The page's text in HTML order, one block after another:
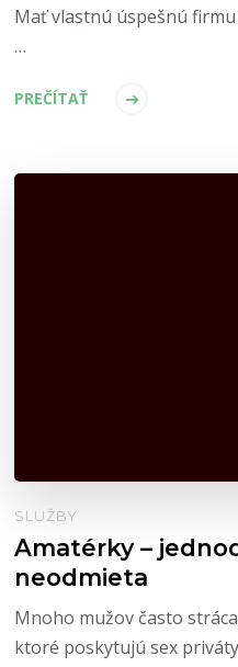
Mať vlastnú úspešnú
…
PREČÍTAŤ
SLUŽBY
Amatérky –
neodmieta
Mnoho mužov často
ktoré poskytujú sex